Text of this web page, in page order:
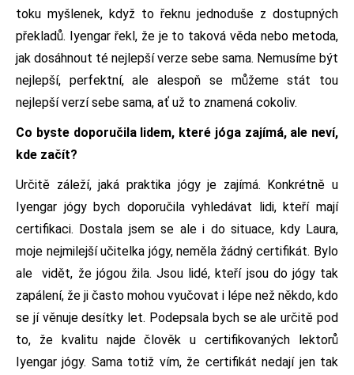
toku myšlenek, když to řeknu jednoduše z dostupných
překladů. Iyengar řekl, že je to taková věda nebo metoda,
jak dosáhnout té nejlepší verze sebe sama. Nemusíme být
nejlepší, perfektní, ale alespoň se můžeme stát tou
nejlepší verzí sebe sama, ať už to znamená cokoliv.
Co byste doporučila lidem, které jóga zajímá, ale neví,
kde začít?
Určitě záleží, jaká praktika jógy je zajímá. Konkrétně u
Iyengar jógy bych doporučila vyhledávat lidi, kteří mají
certifikaci. Dostala jsem se ale i do situace, kdy Laura,
moje nejmilejší učitelka jógy, neměla žádný certifikát. Bylo
ale vidět, že jógou žila. Jsou lidé, kteří jsou do jógy tak
zapálení, že ji často mohou vyučovat i lépe než někdo, kdo
se jí věnuje desítky let. Podepsala bych se ale určitě pod
to, že kvalitu najde člověk u certifikovaných lektorů
Iyengar jógy. Sama totiž vím, že certifikát nedají jen tak